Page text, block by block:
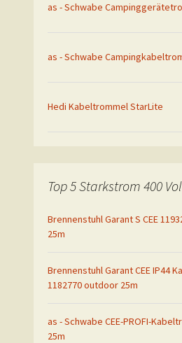
as - Schwabe
as - Schwabe
Hedi Kabeltrommel StarLite
Top 5 Starkstrom 400
Brennenstuhl Garant S CEE
25m
Brennenstuhl Garant CEE IP44
1182770 outdoor 25m
as - Schwabe CEE-PROFI-
25m